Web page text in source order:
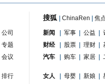
公司
专题
会议
排行
搜狐 ChinaRen 焦
新闻 军事 公益
财经
股票 理财
汽车
购车 家居
女人 母婴 新娘